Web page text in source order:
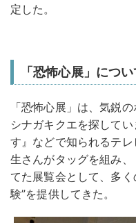
定した。
「恐怖心展」につい
「恐怖心展」は、気鋭
シナガキクエを探して
す』などで知られるテ
生さんがタッグを組み
てた展覧会として、多
験”を提供してきた。